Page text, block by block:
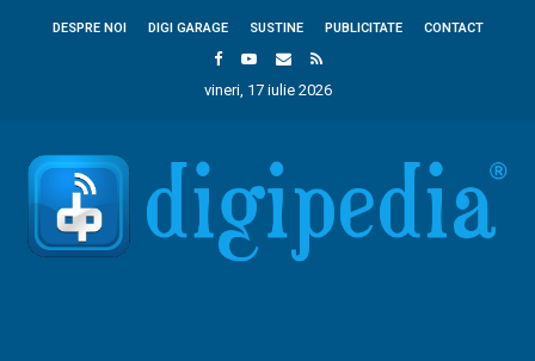
DESPRE NOI DIGI GARAGE SUSTINE PUBLICITATE CONTACT
vineri, 17 iulie 2026